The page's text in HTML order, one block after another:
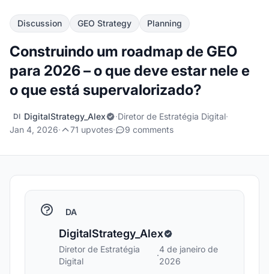
Discussion GEO Strategy Planning
Construindo um roadmap de GEO
para 2026 – o que deve estar nele e
o que está supervalorizado?
DI DigitalStrategy_Alex ·Diretor de Estratégia Digital·
Jan 4, 2026· 71 upvotes· 9 comments
DA
DigitalStrategy_Alex
Diretor de Estratégia
Digital
·
4 de janeiro de
2026